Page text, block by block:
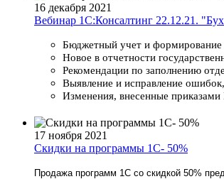
16 декабря 2021
Вебинар 1С:Консалтинг 22.12.21.
Бюджетный учет и формирование
Новое в отчетности
Рекомендации по заполнению
Выявление и исправление
Изменения, внесенные
17 ноября 2021
Скидки на программы 1С- 50%
Продажа программ 1С со скидкой 50%